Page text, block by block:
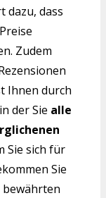
dazu, dass
Zudem
Ihnen durch
der Sie alle
Sie sich für
Sie
bewährten